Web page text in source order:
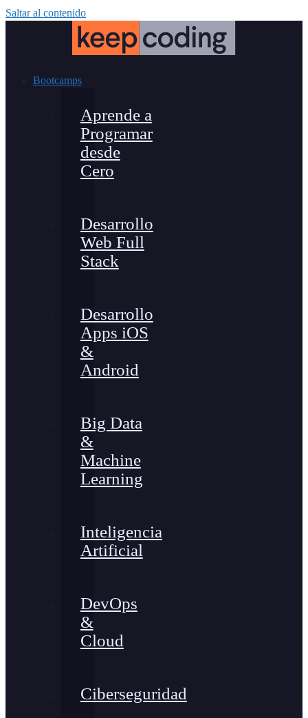
Saltar al contenido
Bootcamps
Aprende a
Programar
desde
Cero
Desarrollo
Web Full
Stack
Desarrollo
Apps iOS
&
Android
Big Data
&
Machine
Learning
Inteligencia
Artificial
DevOps
&
Cloud
Ciberseguridad